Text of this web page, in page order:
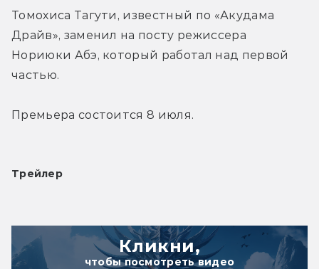
Томохиса Тагути, известный по «Акудама
Драйв», заменил на посту режиссера
Нориюки Абэ, который работал над первой
частью.
Премьера состоится 8 июля.
Трейлер
Кликни,
чтобы посмотреть видео